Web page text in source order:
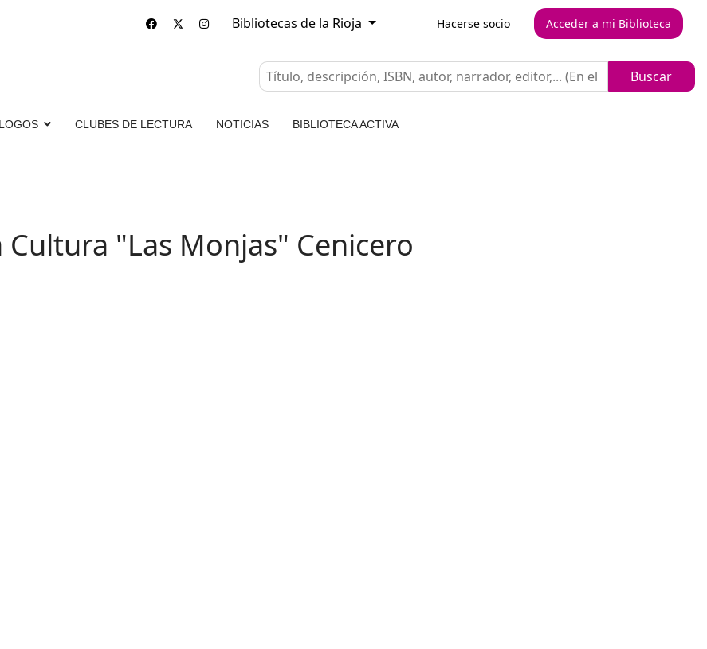
Bibliotecas de la Rioja Hacerse socio Acceder a mi Biblioteca
CLUBES DE LECTURA NOTICIAS BIBLIOTECA ACTIVA
Cultura "Las Monjas" Cenicero